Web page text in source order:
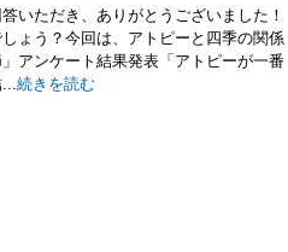
いただき、ありがとうございました！
ょう？今回は、アトピーと四季の関係
アンケート結果発表「アトピーが一番
続きを読む